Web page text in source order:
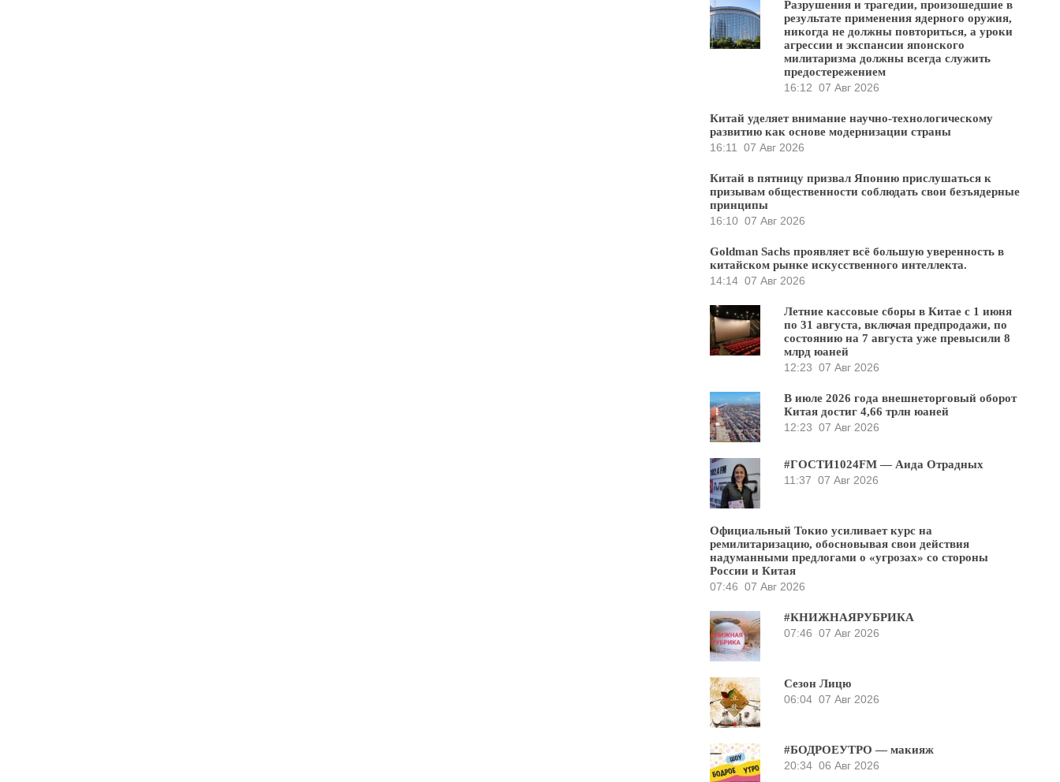
Разрушения и трагедии, произошедшие в
результате применения ядерного оружия,
никогда не должны повториться, а уроки
агрессии и экспансии японского
милитаризма должны всегда служить
предостережением
16:12 07 Авг 2026
Китай уделяет внимание научно-технологическому
развитию как основе модернизации страны
16:11
07 Авг 2026
Китай в пятницу призвал Японию прислушаться к
призывам общественности соблюдать свои безъядерные
принципы
16:10 07 Авг 2026
Goldman Sachs проявляет всё большую уверенность в
китайском рынке искусственного интеллекта.
14:14 07 Авг 2026
Летние кассовые сборы в Китае с 1 июня
по 31 августа, включая предпродажи, по
состоянию на 7 августа уже превысили 8
млрд юаней
12:23 07 Авг 2026
В июле 2026 года внешнеторговый оборот
Китая достиг 4,66 трлн юаней
12:23 07 Авг 2026
#ГОСТИ1024FM — Аида Отрадных
11:37 07 Авг 2026
Официальный Токио усиливает курс на
ремилитаризацию, обосновывая свои действия
надуманными предлогами о «угрозах» со стороны
России и Китая
07:46 07 Авг 2026
#КНИЖНАЯРУБРИКА
07:46 07 Авг 2026
Сезон Лицю
06:04 07 Авг 2026
#БОДРОЕУТРО — макияж
20:34 06 Авг 2026